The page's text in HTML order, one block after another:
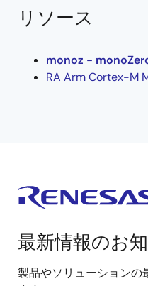
リソース
monoz -
RA Arm Cortex-M
最新情報のお
製品やソリューションの